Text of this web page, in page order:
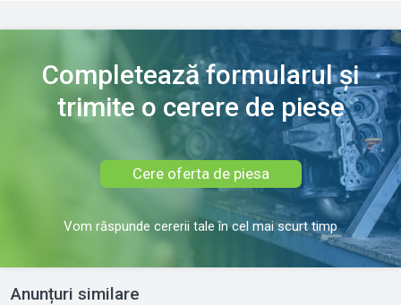
Completează formularul și
trimite o cerere de piese
Cere oferta de piesa
Vom răspunde cererii tale în cel mai scurt timp
Anunțuri similare